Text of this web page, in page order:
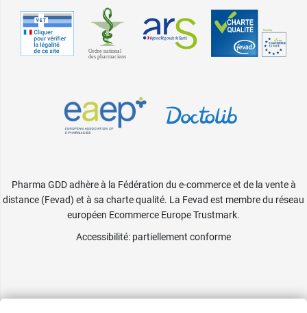
Pharma GDD adhère à la Fédération du e-commerce et de la vente à
distance (Fevad) et à sa charte qualité. La Fevad est membre du réseau
européen Ecommerce Europe Trustmark.
Accessibilité: partiellement conforme